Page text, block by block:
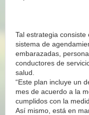
Tal estrategia
sistema de
embarazadas,
conductores de
salud.
“Este plan incluye un
mes de acuerdo a la
cumplidos con la
Así mismo, está en